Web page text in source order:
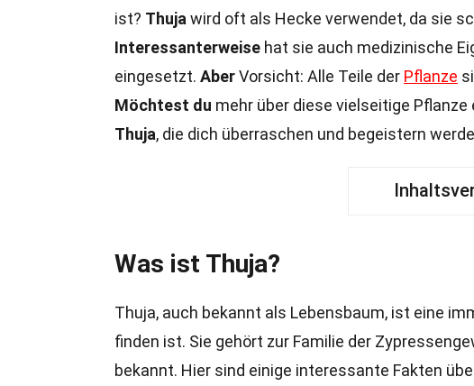
ist? Thuja wird oft als Hecke verwendet, da sie
Interessanterweise hat sie auch medizinische
eingesetzt. AberVorsicht: Alle Teile der Pflanze
Möchtest du mehr über diese vielseitige Pflanze
Thuja, die dich überraschen und begeistern
Was ist Thuja?
Thuja, auch bekannt als Lebensbaum, ist eine
finden ist. Sie gehört zur Familie der
bekannt. Hier sind einige interessante Fakten